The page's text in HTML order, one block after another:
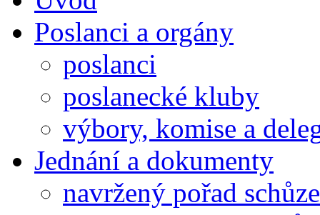
Poslanci a orgány
poslanci
poslanecké kluby
výbory, komise a
Jednání a dokumenty
navržený pořad schůze